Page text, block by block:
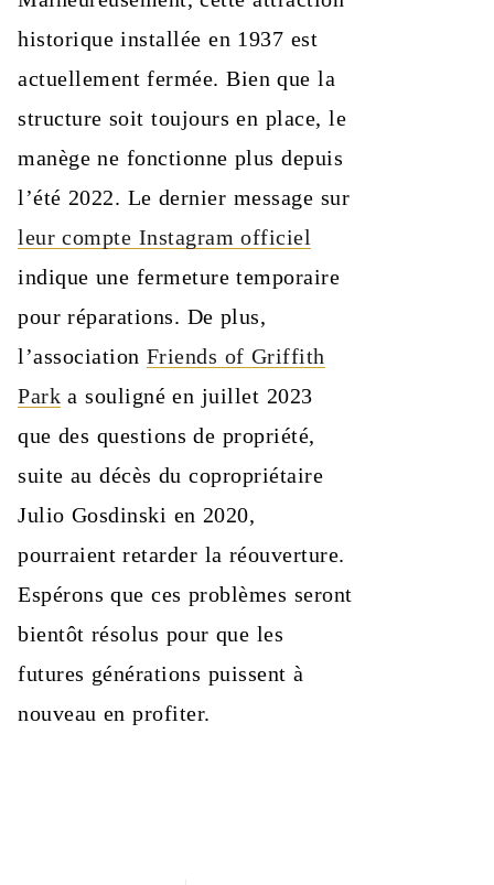
historique installée en 1937 est
actuellement fermée. Bien que la
structure soit toujours en place, le
manège ne fonctionne plus depuis
l’été 2022. Le dernier message sur
leur compte Instagram officiel
indique une fermeture temporaire
pour réparations. De plus,
l’association Friends of Griffith
Park a souligné en juillet 2023
que des questions de propriété,
suite au décès du copropriétaire
Julio Gosdinski en 2020,
pourraient retarder la réouverture.
Espérons que ces problèmes seront
bientôt résolus pour que les
futures générations puissent à
nouveau en profiter.